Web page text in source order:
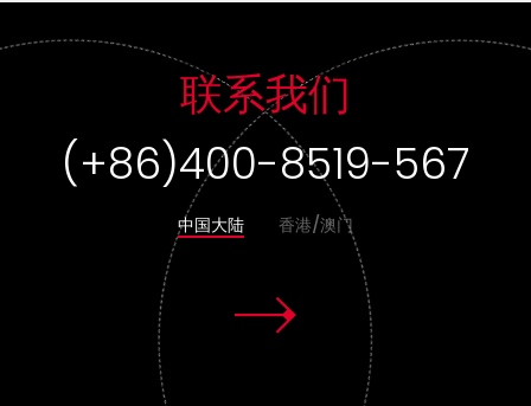
联系我们
(+852) 3955 1580
中国大陆 香港/澳门